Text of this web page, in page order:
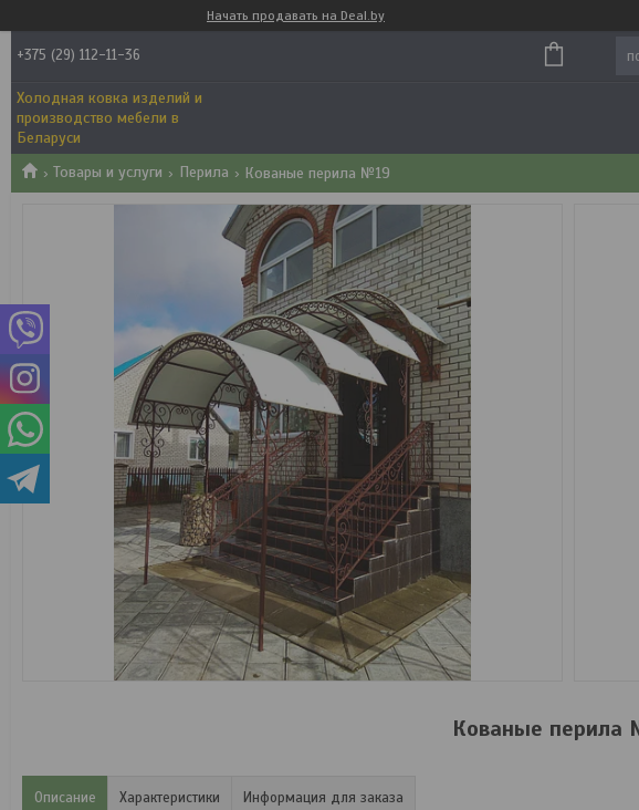
Начать продавать на Deal.by
+375 (29) 112-11-36
Холодная ковка изделий и
производство мебели в
Беларуси
Товары и услуги Перила Кованые перила №19
Кованые перила
Описание Характеристики Информация для заказа